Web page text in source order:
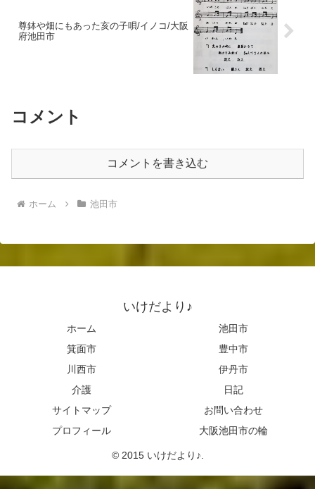
尊鉢や畑にもあった亥の子唄/イノコ/大阪
府池田市
コメント
コメントを書き込む
ホーム 池田市
いけだより♪
ホーム
池田市
箕面市
豊中市
川西市
伊丹市
介護
日記
サイトマップ
お問い合わせ
プロフィール
大阪池田市の輪
© 2015 いけだより♪.